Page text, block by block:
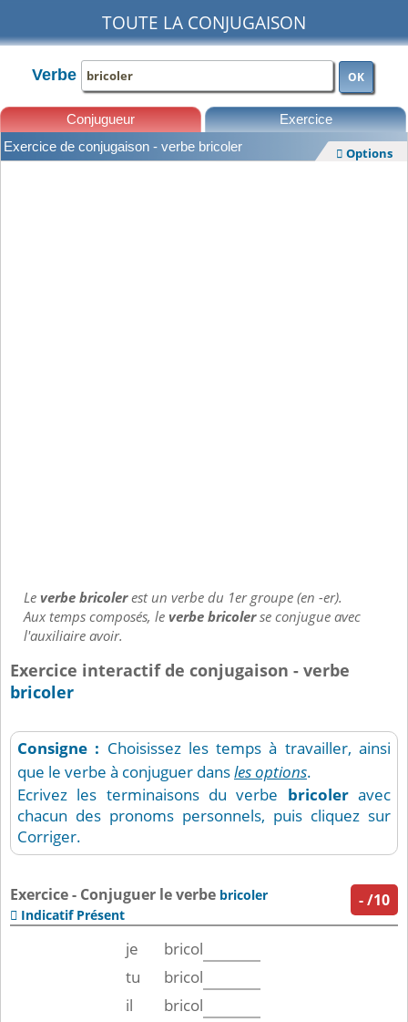
TOUTE LA CONJUGAISON
Verbe OK
Conjugueur Exercice
Exercice de conjugaison - verbe bricoler  Options
Leverbe bricolerest un verbe du 1er groupe (en -er).
Aux temps composés, leverbe bricolerse conjugue avec
l'auxiliaire avoir.
Exercice interactif de conjugaison - verbe
bricoler
Consigne : Choisissez les temps à travailler, ainsi
que le verbe à conjuguer dansles options.
Ecrivez les terminaisons du verbe bricoleravec
chacun des pronoms personnels, puis cliquez sur
Corriger.
-/10
Exercice - Conjuguer le verbe bricoler
 Indicatif Présent
je
bricol
tu
bricol
il
bricol